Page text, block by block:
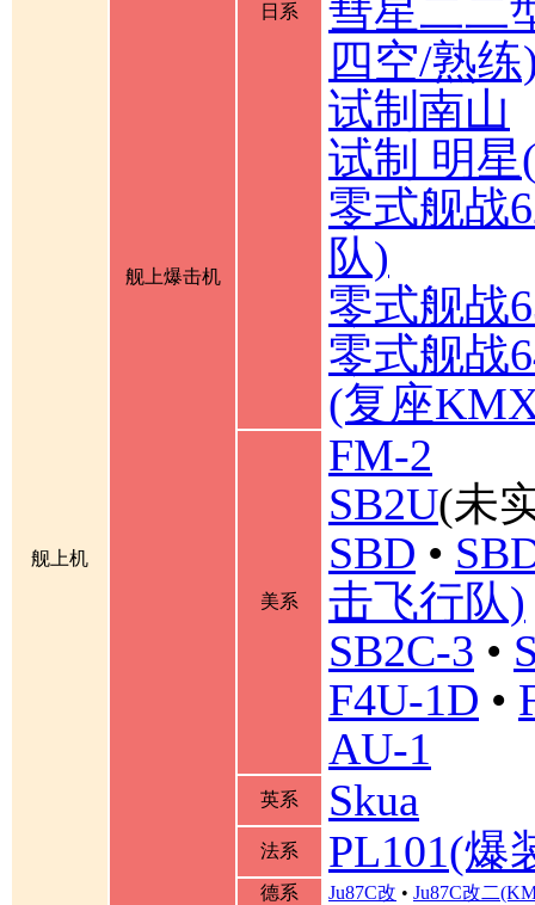
舰上机
舰上爆击机
日系
彗星二二
四空/熟练
试制南山
试制 明
零式舰战
队)
零式舰战
零式舰战
(复座
美系
FM-2
SB2U(未
SBD •
击飞行队)
SB2C-3 •
F4U-1D •
AU-1
英系 Skua
法系 PL101(爆
德系 Ju87C改 • Ju87C改二